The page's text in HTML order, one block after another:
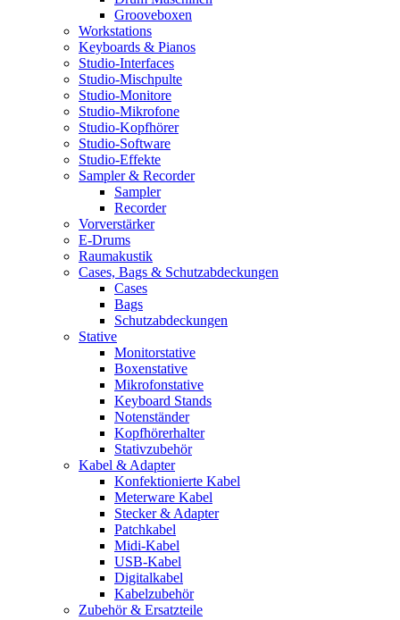
Grooveboxen
Workstations
Keyboards & Pianos
Studio-Interfaces
Studio-Mischpulte
Studio-Monitore
Studio-Mikrofone
Studio-Kopfhörer
Studio-Software
Studio-Effekte
Sampler & Recorder
Sampler
Recorder
Vorverstärker
E-Drums
Raumakustik
Cases, Bags & Schutzabdeckungen
Cases
Bags
Schutzabdeckungen
Stative
Monitorstative
Boxenstative
Mikrofonstative
Keyboard Stands
Notenständer
Kopfhörerhalter
Stativzubehör
Kabel & Adapter
Konfektionierte Kabel
Meterware Kabel
Stecker & Adapter
Patchkabel
Midi-Kabel
USB-Kabel
Digitalkabel
Kabelzubehör
Zubehör & Ersatzteile